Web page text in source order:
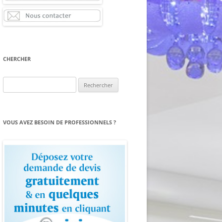
CHERCHER
VOUS AVEZ BESOIN DE PROFESSIONNELS ?